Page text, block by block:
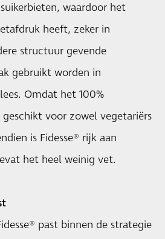
waardoor het
heeft, zeker in
structuur gevende
gebruikt worden in
Omdat het 100%
voor zowel vegetariërs
is Fidesse® rijk aan
het heel weinig vet.
past binnen de strategie